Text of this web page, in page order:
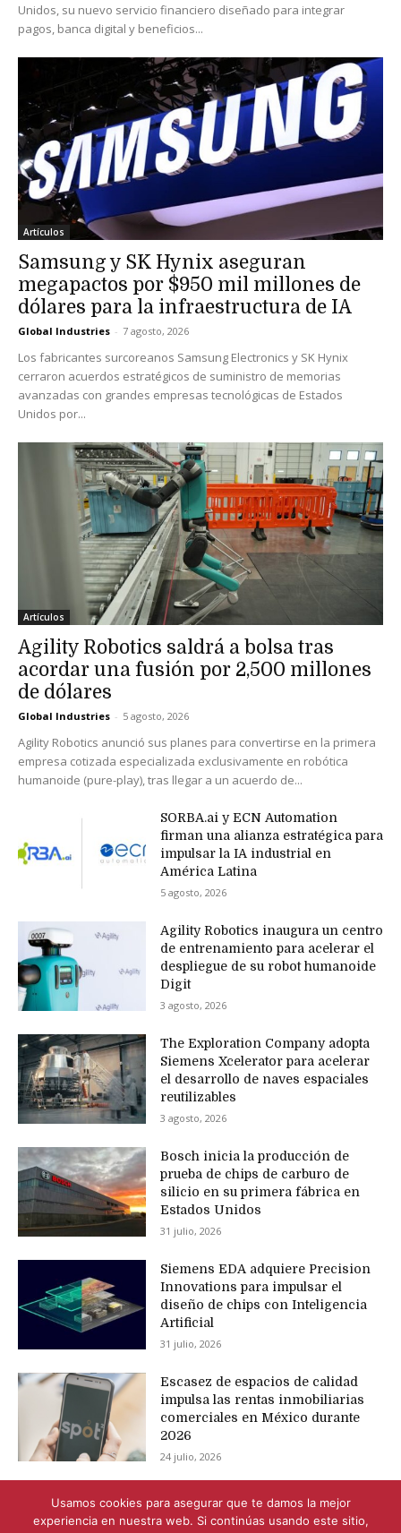
Unidos, su nuevo servicio financiero diseñado para integrar
pagos, banca digital y beneficios...
Artículos
Samsung y SK Hynix aseguran
megapactos por $950 mil millones de
dólares para la infraestructura de IA
Global Industries - 7 agosto, 2026
Los fabricantes surcoreanos Samsung Electronics y SK Hynix
cerraron acuerdos estratégicos de suministro de memorias
avanzadas con grandes empresas tecnológicas de Estados
Unidos por...
Artículos
Agility Robotics saldrá a bolsa tras
acordar una fusión por 2,500 millones
de dólares
Global Industries - 5 agosto, 2026
Agility Robotics anunció sus planes para convertirse en la primera
empresa cotizada especializada exclusivamente en robótica
humanoide (pure-play), tras llegar a un acuerdo de...
SORBA.ai y ECN Automation
firman una alianza estratégica para
impulsar la IA industrial en
América Latina
5 agosto, 2026
Agility Robotics inaugura un centro
de entrenamiento para acelerar el
despliegue de su robot humanoide
Digit
3 agosto, 2026
The Exploration Company adopta
Siemens Xcelerator para acelerar
el desarrollo de naves espaciales
reutilizables
3 agosto, 2026
Bosch inicia la producción de
prueba de chips de carburo de
silicio en su primera fábrica en
Estados Unidos
31 julio, 2026
Siemens EDA adquiere Precision
Innovations para impulsar el
diseño de chips con Inteligencia
Artificial
31 julio, 2026
Escasez de espacios de calidad
impulsa las rentas inmobiliarias
comerciales en México durante
2026
24 julio, 2026
Usamos cookies para asegurar que te damos la mejor
experiencia en nuestra web. Si continúas usando este sitio,